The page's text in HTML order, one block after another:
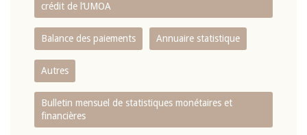
crédit de l‘UMOA
Balance des paiements Annuaire statistique
Autres
Bulletin mensuel de statistiques monétaires et
financières